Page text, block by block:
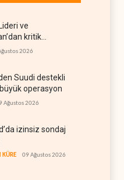
ve
kritik
2026
Suudi destekli
operasyon
Ağustos 2026
izinsiz sondaj
KÜRE 09 Ağustos 2026